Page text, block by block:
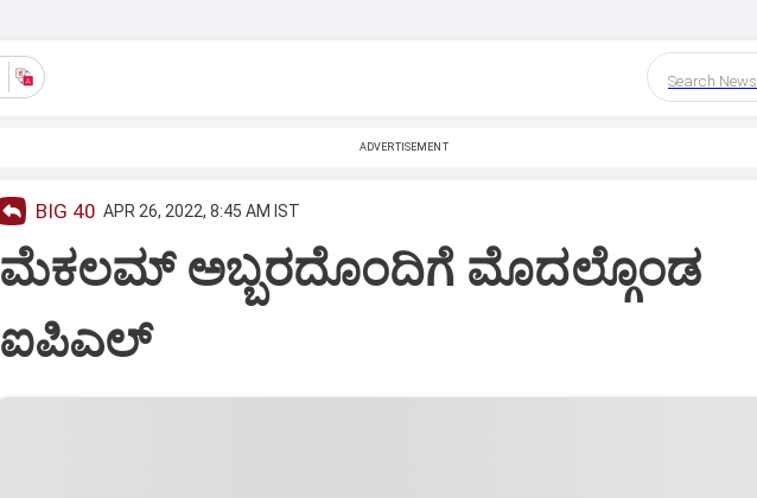
Search News
ADVERTISEMENT
BIG 40 APR 26, 2022, 8:45 AM IST
ಮೆಕಲಮ್‌ ಅಬ್ಬರದೊಂದಿಗೆ ಮೊದಲ್ಗೊಂಡ
ಐಪಿಎಲ್‌